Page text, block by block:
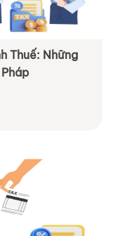
Thuế: Những